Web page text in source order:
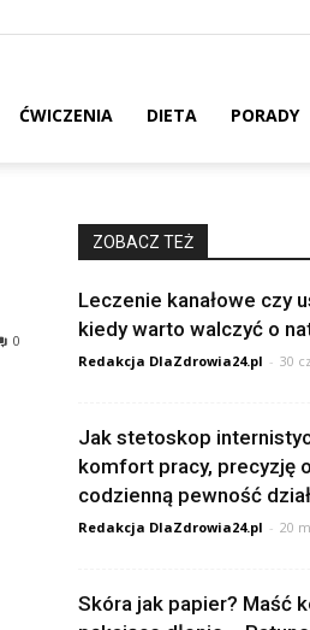
ĆWICZENIA DIETA PORADY
0
ZOBACZ TEŻ
Leczenie kanałowe czy
kiedy warto walczyć o
Redakcja DlaZdrowia24.pl - 30
Jak stetoskop
komfort pracy, precyzję
codzienną pewność
Redakcja DlaZdrowia24.pl - 20
Skóra jak papier? Maść